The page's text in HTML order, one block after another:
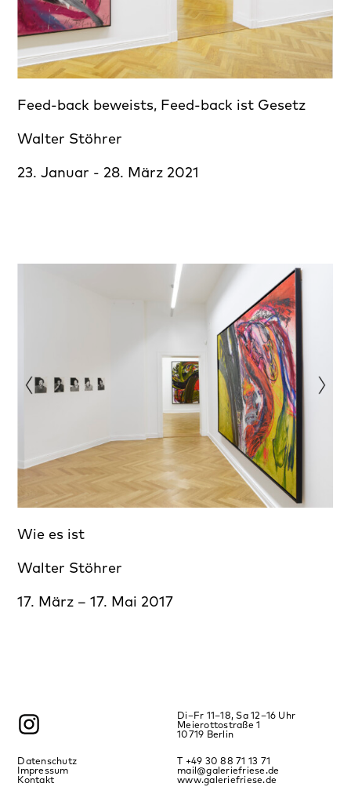
Feed-back beweists, Feed-back ist Gesetz
Walter Stöhrer
23. Januar - 28. März 2021
Wie es ist
Walter Stöhrer
17. März – 17. Mai 2017
Di–Fr 11–18, Sa 12–16 Uhr
Meierottostraße 1
10719 Berlin
Datenschutz
Impressum
Kontakt
T +49 30 88 71 13 71
mail@galeriefriese.de
www.galeriefriese.de